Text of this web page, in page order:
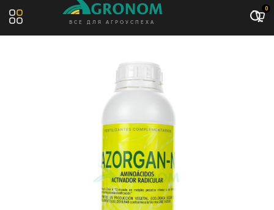
ВСЕ ДЛЯ АГРОУСПЕХА
0